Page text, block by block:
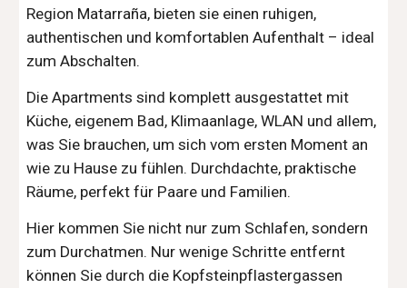
Region Matarraña, bieten sie einen ruhigen,
authentischen und komfortablen Aufenthalt – ideal
zum Abschalten.
Die Apartments sind komplett ausgestattet mit
Küche, eigenem Bad, Klimaanlage, WLAN und allem,
was Sie brauchen, um sich vom ersten Moment an
wie zu Hause zu fühlen. Durchdachte, praktische
Räume, perfekt für Paare und Familien.
Hier kommen Sie nicht nur zum Schlafen, sondern
zum Durchatmen. Nur wenige Schritte entfernt
können Sie durch die Kopfsteinpflastergassen